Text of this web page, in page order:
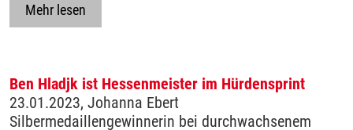
Mehr lesen
Ben Hladjk ist Hessenmeister im Hürdensprint
23.01.2023, Johanna Ebert
Silbermedaillengewinnerin bei durchwachsenem